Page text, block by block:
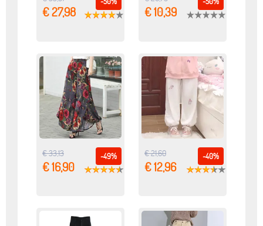
€ 27,98 € 10,39
-49%
€ 33,13
€ 16,90
-40%
€ 21,60
€ 12,96